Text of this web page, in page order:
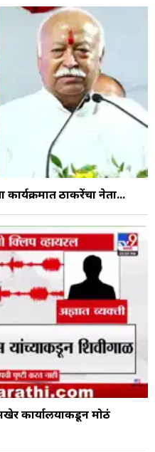
ठाकरेंचा नेता...
कार्यालयाकडून मोठं